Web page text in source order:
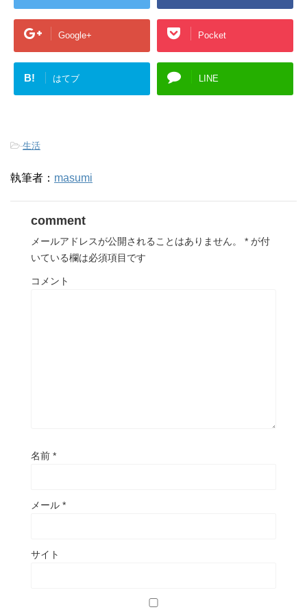
Google+ Pocket
B! はてブ LINE
-生活
執筆者： masumi
comment
メールアドレスが公開されることはありません。 * が付
いている欄は必須項目です
コメント
名前 *
メール *
サイト